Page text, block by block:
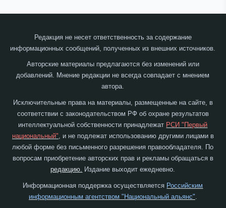
Редакция не несет ответственность за содержание
информационных сообщений, полученных из внешних источников.
Авторские материалы предлагаются без изменений или
добавлений. Мнение редакции не всегда совпадает с мнением
автора.
Исключительные права на материалы, размещенные на сайте, в
соответствии с законодательством РФ об охране результатов
интеллектуальной собственности принадлежат РСИ "Первый
национальный", и не подлежат использованию другими лицами в
любой форме без письменного разрешения правообладателя. По
вопросам приобретение авторских прав и рекламы обращаться в
редакцию. Издание выходит ежедневно.
Информационная поддержка осуществляется Российским
информационным агентством "Национальный альянс"